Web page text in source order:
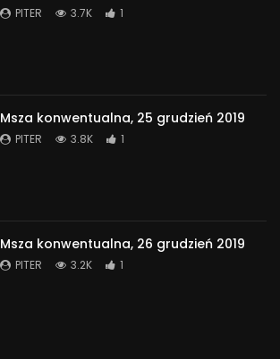
PITER 3.7K 1
Msza konwentualna, 25 grudzień 2019
PITER 3.8K 1
Msza konwentualna, 26 grudzień 2019
PITER 3.2K 1